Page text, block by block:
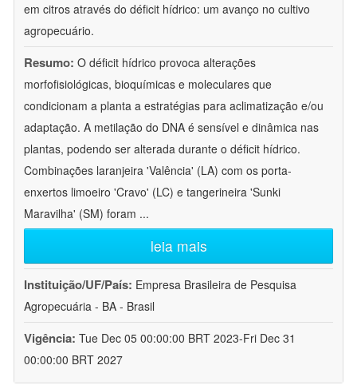
em citros através do déficit hídrico: um avanço no cultivo
agropecuário.
Resumo: O déficit hídrico provoca alterações
morfofisiológicas, bioquímicas e moleculares que
condicionam a planta a estratégias para aclimatização e/ou
adaptação. A metilação do DNA é sensível e dinâmica nas
plantas, podendo ser alterada durante o déficit hídrico.
Combinações laranjeira 'Valência' (LA) com os porta-
enxertos limoeiro 'Cravo' (LC) e tangerineira 'Sunki
Maravilha' (SM) foram ...
leia mais
Instituição/UF/País: Empresa Brasileira de Pesquisa
Agropecuária - BA - Brasil
Vigência: Tue Dec 05 00:00:00 BRT 2023-Fri Dec 31
00:00:00 BRT 2027